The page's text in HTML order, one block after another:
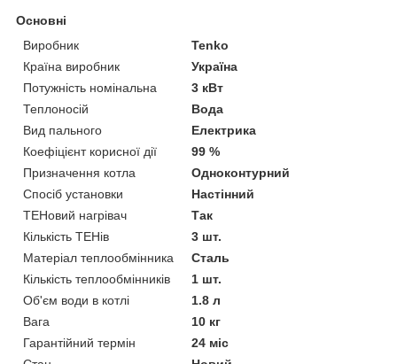
Основні
Виробник
Tenko
Країна виробник
Україна
Потужність номінальна
3 кВт
Теплоносій
Вода
Вид пального
Електрика
Коефіцієнт корисної дії
99 %
Призначення котла
Одноконтурний
Спосіб установки
Настінний
ТЕНовий нагрівач
Так
Кількість ТЕНів
3 шт.
Матеріал теплообмінника
Сталь
Кількість теплообмінників
1 шт.
Об'єм води в котлі
1.8 л
Вага
10 кг
Гарантійний термін
24 міс